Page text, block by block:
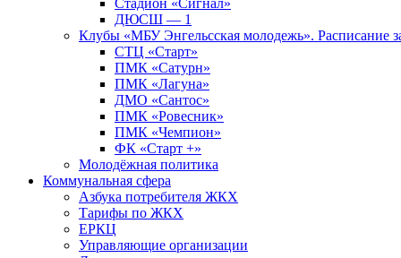
Стадион «Сигнал»
ДЮСШ — 1
Клубы «МБУ Энгельсская молодежь». Расписание
СТЦ «Старт»
ПМК «Сатурн»
ПМК «Лагуна»
ДМО «Сантос»
ПМК «Ровесник»
ПМК «Чемпион»
ФК «Старт +»
Молодёжная политика
Коммунальная сфера
Азбука потребителя ЖКХ
Тарифы по ЖКХ
ЕРКЦ
Управляющие организации